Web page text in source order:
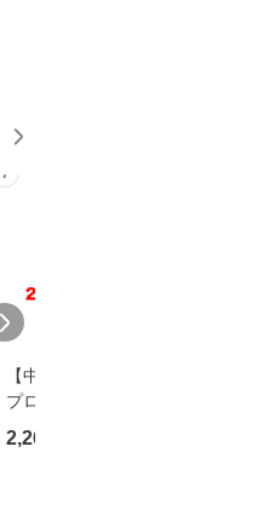
7
【中古】 野ブタ。を
プロデュース [DVD-B
OX] / バップ [DVD]
【メール便送料無料】
2,266